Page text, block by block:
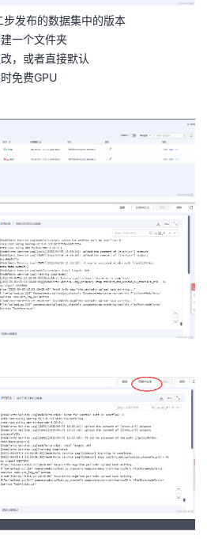
发布的数据集中的版本
一个文件夹
，或者直接默认
免费GPU